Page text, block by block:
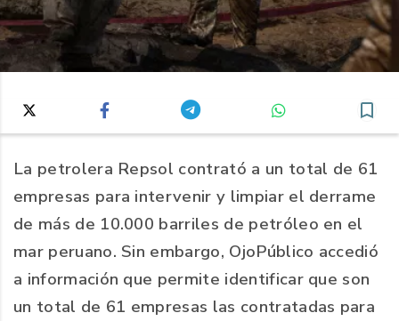
La petrolera Repsol contrató a un total de 61
empresas para intervenir y limpiar el derrame
de más de 10.000 barriles de petróleo en el
mar peruano. Sin embargo, OjoPúblico accedió
a información que permite identificar que son
un total de 61 empresas las contratadas para